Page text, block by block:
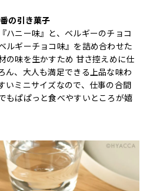
の引き菓子
ハニー味』と、ベルギーのチョコ
ルギーチョコ味』を詰め合わせた
の味を生かすため 甘さ控えめに仕
ん、大人も満足できる上品な味わ
いミニサイズなので、仕事の合間
もぱぱっと食べやすいところが嬉